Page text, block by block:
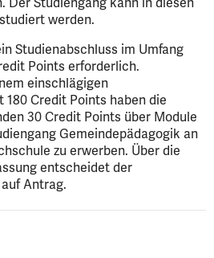
Der Studiengang kann in diesen
werden.
Studienabschluss im Umfang
Points erforderlich.
einschlägigen
Credit Points haben die
30 Credit Points über Module
Gemeindepädagogik an
zu erwerben. Über die
entscheidet der
Antrag.